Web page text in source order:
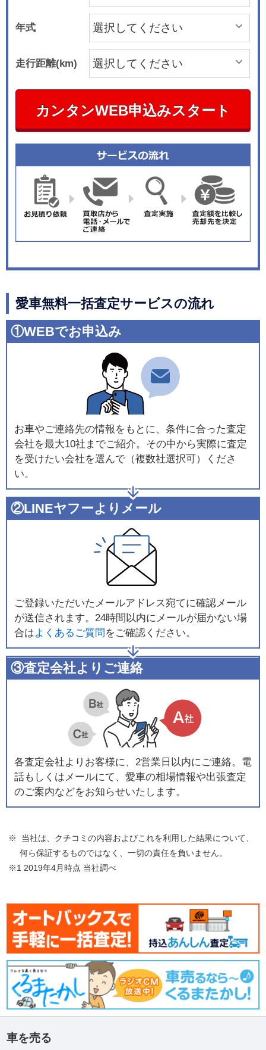
年式
走行距離(km)
カンタンWEB申込みスタート
愛車無料一括査定サービスの流れ
①WEBでお申込み
お車やご連絡先の情報をもとに、条件に合った査定
会社を最大10社までご紹介。その中から実際に査定
を受けたい会社を選んで（複数社選択可）くださ
い。
②LINEヤフーよりメール
ご登録いただいたメールアドレス宛てに確認メール
が送信されます。24時間以内にメールが届かない場
合はよくあるご質問 をご確認ください。
③査定会社よりご連絡
各査定会社よりお客様に、2営業日以内にご連絡。電
話もしくはメールにて、愛車の相場情報や出張査定
のご案内などをお知らせいたします。
※ 当社は、クチコミの内容およびこれを利用した結果について、
何ら保証するものではなく、一切の責任を負いません。
※1 2019年4月時点 当社調べ
車を売る